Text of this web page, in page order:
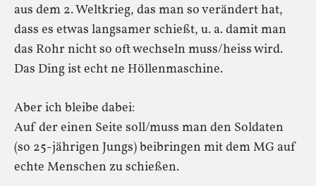
aus dem 2. Weltkrieg, das man so verändert hat,
dass es etwas langsamer schießt, u. a. damit man
das Rohr nicht so oft wechseln muss/heiss wird.
Das Ding ist echt ne Höllenmaschine.
Aber ich bleibe dabei:
Auf der einen Seite soll/muss man den Soldaten
(so 25-jährigen Jungs) beibringen mit dem MG auf
echte Menschen zu schießen.